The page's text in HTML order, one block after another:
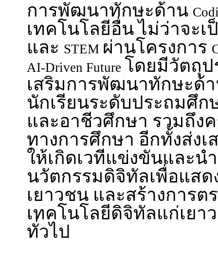
การพัฒนาทักษะด้าน
เทคโนโลยีอื่น ไม่ว่าจะเ
และ STEM ผ่านโครงการ
AI-Driven Future โดยมีวัตถุป
เสริมการพัฒนาทักษะด้
นักเรียนระดับประถมศึ
และอาชีวศึกษา รวมถึง
ทางการศึกษา อีกทั้งส่ง
ให้เกิดเวทีแข่งขันและน
นวัตกรรมดิจิทัลเพื่อแส
เยาวชน และสร้างการต
เทคโนโลยีดิจิทัลแก่เย
ทั่วไป